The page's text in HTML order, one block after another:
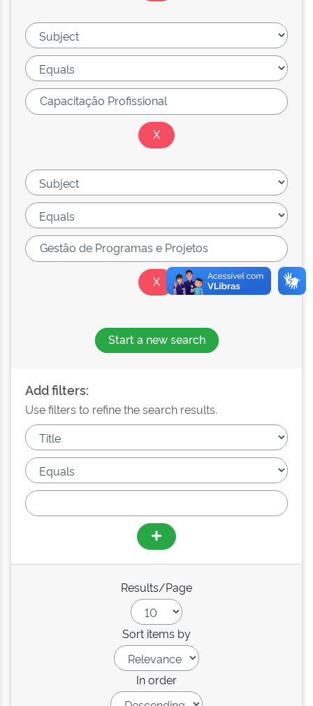
Start a new search
Add filters:
Use filters to refine the search results.
Results/Page
Sort items by
In order